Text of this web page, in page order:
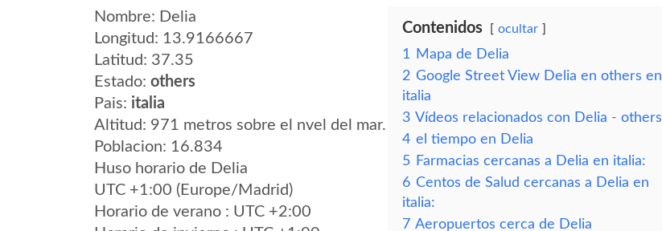
Nombre: Delia
Longitud: 13.9166667
Latitud: 37.35
Estado: others
Pais: italia
Altitud: 971 metros sobre el nvel del mar.
Poblacion: 16.834
Huso horario de Delia
UTC +1:00 (Europe/Madrid)
Horario de verano : UTC +2:00
Contenidos ocultar
1
Mapa de Delia
2 Google Street View Delia en others en
italia
3 Vídeos relacionados con Delia - others
4 el tiempo en Delia
5 Farmacias cercanas a Delia en italia:
6 Centos de Salud cercanas a Delia en
italia:
7 Aeropuertos cerca de Delia